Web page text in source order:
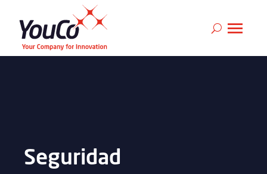
Seguridad